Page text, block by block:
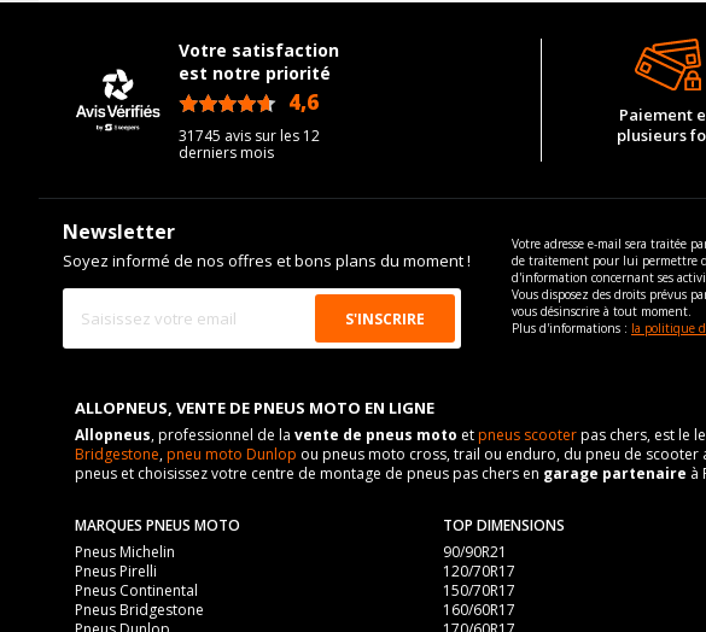
Votre satisfaction
est notre priorité
4,6
31745 avis sur les 12
derniers mois
Paiement
plusieurs
Newsletter
Soyez informé de nos offres et bons plans du moment !
Votre adresse e-mail sera traitée
de traitement pour lui permettre
d'information concernant ses
Vous disposez des droits prévus
vous désinscrire à tout moment.
Plus d'informations : la politique
ALLOPNEUS, VENTE DE PNEUS MOTO EN LIGNE
Allopneus, professionnel de la vente de pneus moto etpneus scooterpas chers, est le
Bridgestone,pneu moto Dunlop ou pneus moto cross, trail ou enduro, du pneu de
pneus et choisissez votre centre de montage de pneus pas chers en garage partenaire à
MARQUES PNEUS MOTO
Pneus Michelin
Pneus Pirelli
Pneus Continental
Pneus Bridgestone
TOP DIMENSIONS
90/90R21
120/70R17
150/70R17
160/60R17